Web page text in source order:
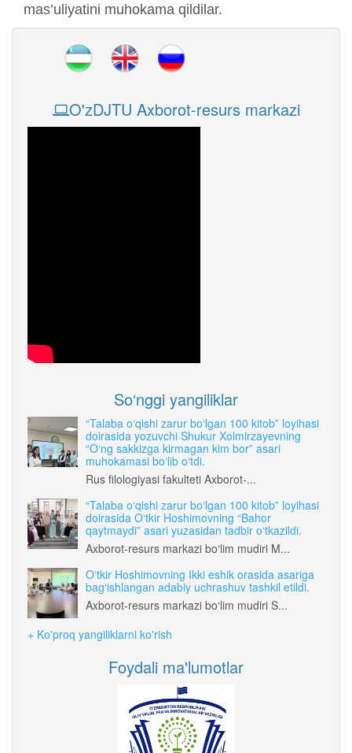
mas’uliyatini muhokama qildilar.
O'zDJTU Axborot-resurs markazi
So‘nggi yangiliklar
“Talaba o‘qishi zarur bo‘lgan 100 kitob” loyihasi
doirasida yozuvchi Shukur Xolmirzayevning
“O‘ng sakkizga kirmagan kim bor” asari
muhokamasi bo‘lib o‘tdi.
Rus filologiyasi fakulteti Axborot-...
“Talaba o‘qishi zarur bo‘lgan 100 kitob” loyihasi
doirasida O‘tkir Hoshimovning “Bahor
qaytmaydi” asari yuzasidan tadbir o‘tkazildi.
Axborot-resurs markazi bo‘lim mudiri M...
O‘tkir Hoshimovning Ikki eshik orasida asariga
bag‘ishlangan adabiy uchrashuv tashkil etildi.
Axborot-resurs markazi bo‘lim mudiri S...
+ Ko'proq yangiliklarni ko'rish
Foydali ma'lumotlar